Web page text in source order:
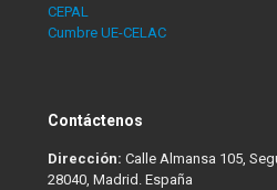
CEPAL
Cumbre UE-CELAC
Contáctenos
Dirección: Calle Almansa 105,
28040, Madrid. España